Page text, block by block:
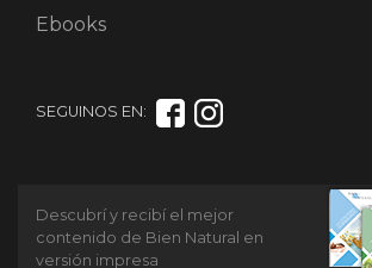
Ebooks
SEGUINOS EN:
Descubrí y recibí el mejor
contenido de Bien Natural en
versión impresa